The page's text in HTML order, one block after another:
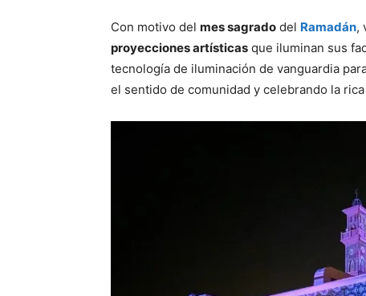
Con motivo del mes sagrado del Ramadán,
proyecciones artísticas que iluminan sus
tecnología de iluminación de vanguardia
el sentido de comunidad y celebrando la